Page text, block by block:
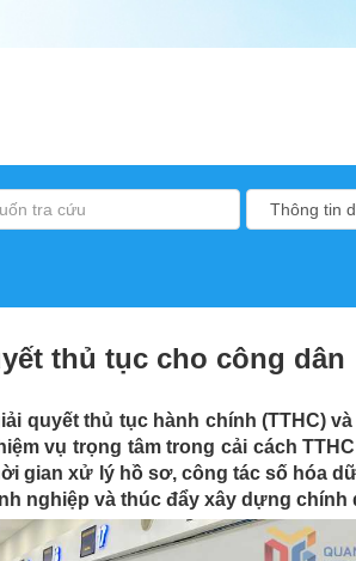
thủ tục cho công dân
quyết thủ tục hành chính (TTHC)
vụ trọng tâm trong cải cách
gian xử lý hồ sơ, công tác số hóa
nghiệp và thúc đẩy xây dựng chính